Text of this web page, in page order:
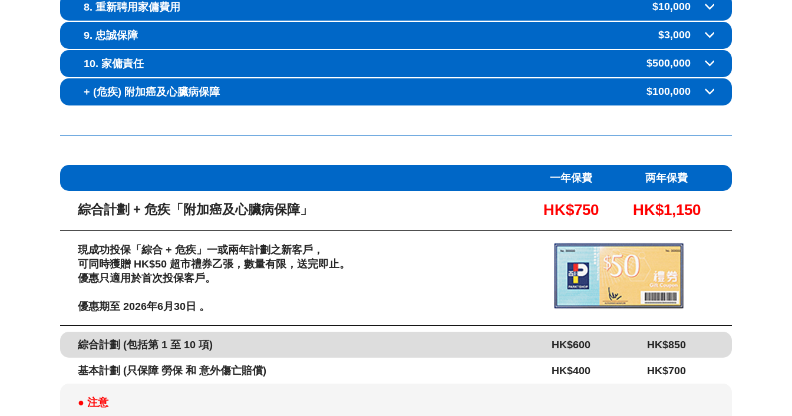
8. 重新聘用家傭費用 $10,000
9. 忠誠保障 $3,000
10. 家傭責任 $500,000
+ (危疾) 附加癌及心臟病保障 $100,000
一年保費 两年保費
綜合計劃 + 危疾「附加癌及心臟病保障」 HK$750 HK$1,150
現成功投保「綜合 + 危疾」一或兩年計劃之新客戶，
可同時獲贈 HK$50 超市禮券乙張，數量有限，送完即止。
優惠只適用於首次投保客戶。
優惠期至 2026年6月30日 。
綜合計劃 (包括第 1 至 10 項) HK$600 HK$850
基本計劃 (只保障 勞保 和 意外傷亡賠償) HK$400 HK$700
● 注意